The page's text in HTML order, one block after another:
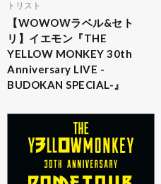
トリスト
【WOWOWラベル&セト
リ】イエモン『THE
YELLOW MONKEY 30th
Anniversary LIVE -
BUDOKAN SPECIAL-』